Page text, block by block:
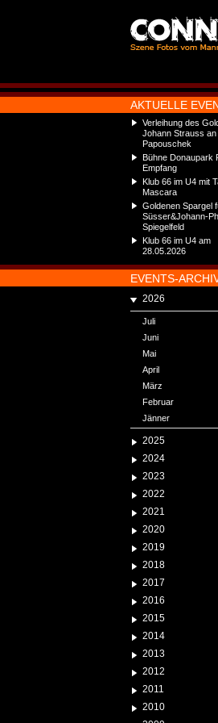
AKTUELLE
Verleihung des
Johann Strauss an
Papouschek
Bühne Donaupark
Empfang
Klub 66 im U4 mit
Mascara
Goldenen Spargel
Süsser&Johann-
Spiegelfeld
Klub 66 im U4 am
28.05.2026
EVENTS-
2026
Juli
Juni
Mai
April
März
Februar
Jänner
2025
2024
2023
2022
2021
2020
2019
2018
2017
2016
2015
2014
2013
2012
2011
2010